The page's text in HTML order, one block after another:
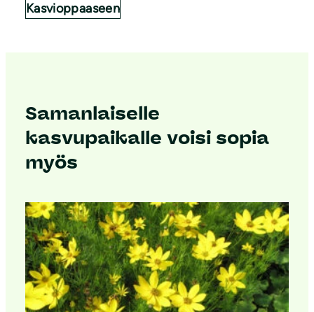
Kasvioppaaseen
Samanlaiselle
kasvupaikalle voisi sopia
myös